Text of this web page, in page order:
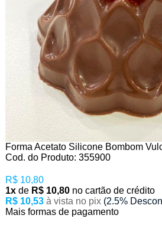
Forma Acetato Silicone Bombom
Cod. do Produto: 355900
R$ 10,80
1xde R$ 10,80 no cartão de crédito
R$ 10,53 à vista no pix (2.5%
Mais formas de pagamento